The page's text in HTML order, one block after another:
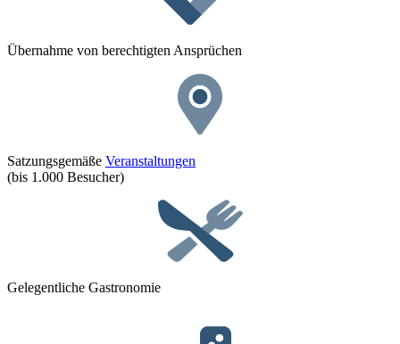
Übernahme von berechtigten Ansprüchen
Satzungsgemäße Veranstaltungen
(bis 1.000 Besucher)
Gelegentliche Gastronomie